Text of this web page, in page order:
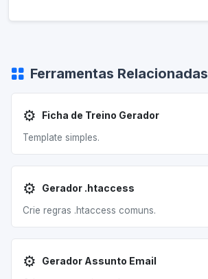
Ferramentas Relacionadas
⚙️ Ficha de Treino Gerador
Template simples.
⚙️ Gerador .htaccess
Crie regras .htaccess comuns.
⚙️ Gerador Assunto Email